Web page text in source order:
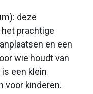
deze
prachtige
en een
wie houdt van
een klein
voor kinderen.